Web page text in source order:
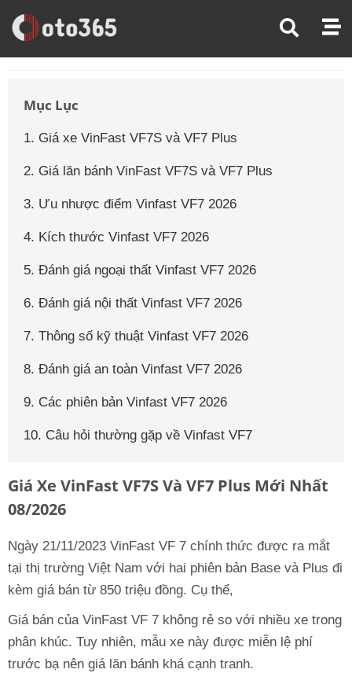
Trang Chủ Giá Xe Ô Tô
Mục Lục
1. Giá xe VinFast VF7S và VF7 Plus
2. Giá lăn bánh VinFast VF7S và VF7 Plus
3. Ưu nhược điểm Vinfast VF7 2026
4. Kích thước Vinfast VF7 2026
5. Đánh giá ngoại thất Vinfast VF7 2026
6. Đánh giá nội thất Vinfast VF7 2026
7. Thông số kỹ thuật Vinfast VF7 2026
8. Đánh giá an toàn Vinfast VF7 2026
9. Các phiên bản Vinfast VF7 2026
10. Câu hỏi thường gặp về Vinfast VF7
Giá Xe VinFast VF7S Và VF7 Plus Mới Nhất
08/2026
Ngày 21/11/2023 VinFast VF 7 chính thức được ra mắt
tại thị trường Việt Nam với hai phiên bản Base và Plus đi
kèm giá bán từ 850 triệu đồng. Cụ thể,
Giá bán của VinFast VF 7 không rẻ so với nhiều xe trong
phân khúc. Tuy nhiên, mẫu xe này được miễn lệ phí
trước bạ nên giá lăn bánh khá cạnh tranh.